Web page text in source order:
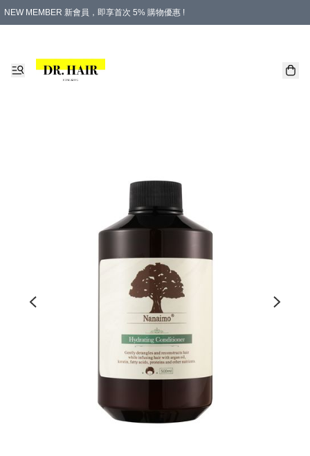
NEW MEMBER 新會員，即享首次 5% 購物優惠 !